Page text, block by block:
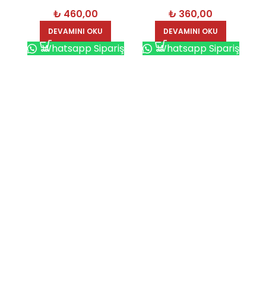
₺ 460,00
DEVAMINI OKU
Whatsapp Sipariş
₺ 360,00
DEVAMINI OKU
Whatsapp Sipariş